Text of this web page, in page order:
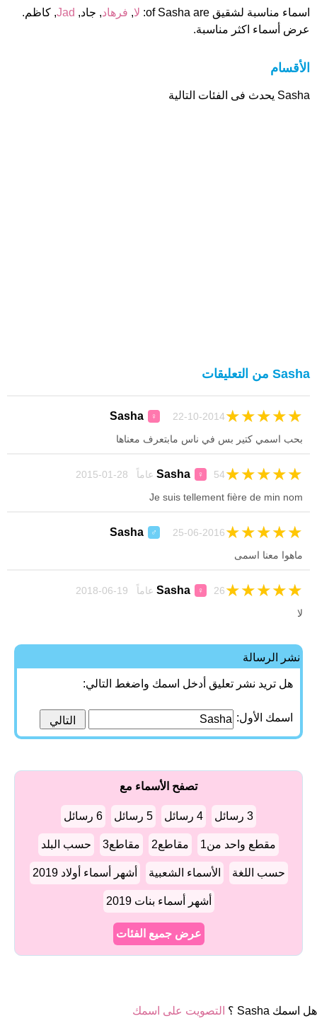
اسماء مناسبة لشقيق of Sasha are: لا, فرهاد, جاد, Jad, كاظم.
عرض أسماء اكثر مناسبة.
الأقسام
Sasha يحدث فى الفئات التالية
Sasha من التعليقات
Sasha ♀ 22-10-2014 ★
★
★
★
★
بحب اسمي كتير بس في ناس مابتعرف معناها
Sasha ♀ 54 عاماً 28-01-2015 ★
★
★
★
★
Je suis tellement fière de min nom
Sasha ♂ 25-06-2016 ★
★
★
★
★
ماهوا معنا اسمی
Sasha ♀ 26 عاماً 19-06-2018 ★
★
★
★
★
لا
نشر الرسالة
هل تريد نشر تعليق أدخل اسمك واضغط التالي:
اسمك الأول:
تصفح الأسماء مع
3 رسائل 4 رسائل 5 رسائل 6 رسائل
مقطع واحد من1 مقاطع2 مقاطع3 حسب البلد
حسب اللغة الأسماء الشعبية أشهر أسماء أولاد 2019
أشهر أسماء بنات 2019
عرض جميع الفئات
هل اسمك Sasha ؟ التصويت على اسمك